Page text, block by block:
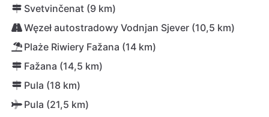
Svetvinčenat (9 km)
Węzeł autostradowy Vodnjan Sjever (10,5 km)
Plaże Riwiery Fažana (14 km)
Fažana (14,5 km)
Pula (18 km)
Pula (21,5 km)